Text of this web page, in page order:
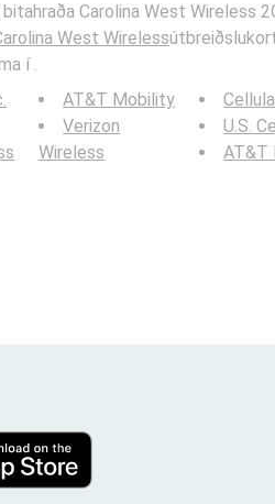
Carolina West Wireless
West Wireless
í .
AT&T Mobility
Verizon
Wireless
U.S.
AT&T